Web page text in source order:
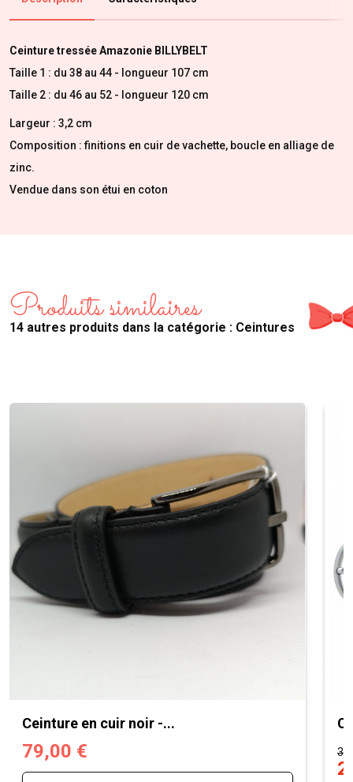
Ceinture tressée Amazonie BILLYBELT
Taille 1 : du 38 au 44 - longueur 107 cm
Taille 2 : du 46 au 52 - longueur 120 cm
Largeur : 3,2 cm
Composition : finitions en cuir de vachette, boucle en alliage de
zinc.
Vendue dans son étui en coton
Produits similaires
14 autres produits dans la catégorie : Ceintures
Ceinture en cuir noir -...
79,00 €